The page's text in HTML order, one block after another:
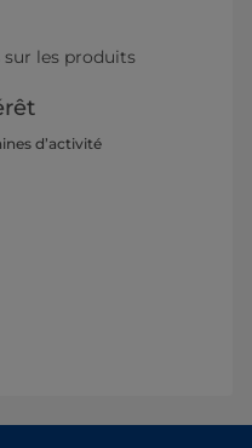
les produits
d’activité